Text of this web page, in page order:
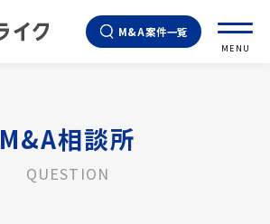
M&A案件一覧
MENU
M&A相談所
QUESTION